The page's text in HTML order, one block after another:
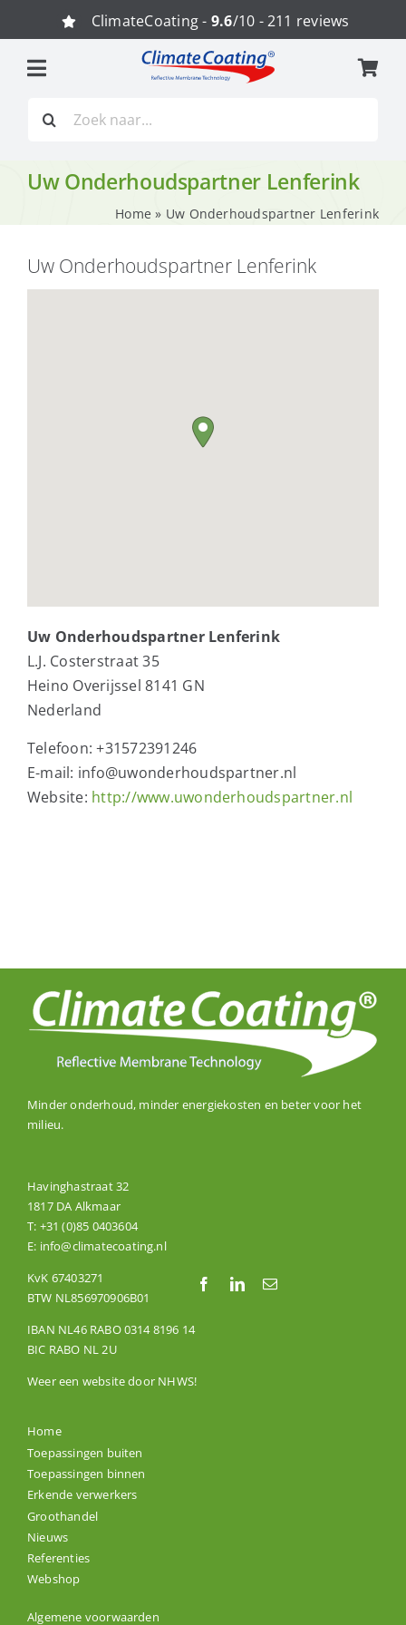
naar
inhoud
ClimateCoating - 9.6/10 - 211 reviews
naar:
Uw Onderhoudspartner Lenferink
Home » Uw Onderhoudspartner Lenferink
Uw Onderhoudspartner Lenferink
Uw Onderhoudspartner Lenferink
L.J. Costerstraat 35
Heino Overijssel8141 GN
Nederland
Telefoon:+31572391246
E-mail: info@uwonderhoudspartner.nl
Website: http://www.uwonderhoudspartner.nl
Minder onderhoud, minder energiekosten en beter voor het
milieu.
Home
Toepassingen buiten
Toepassingen binnen
Erkende verwerkers
Groothandel
Nieuws
Referenties
Webshop
Algemene voorwaarden
Havinghastraat 32
1817 DA Alkmaar
T: +31 (0)85 0403604
E: info@climatecoating.nl
KvK 67403271
BTW NL856970906B01
IBAN NL46 RABO 0314 8196 14
BIC RABO NL 2U
Weer een website door NHWS!